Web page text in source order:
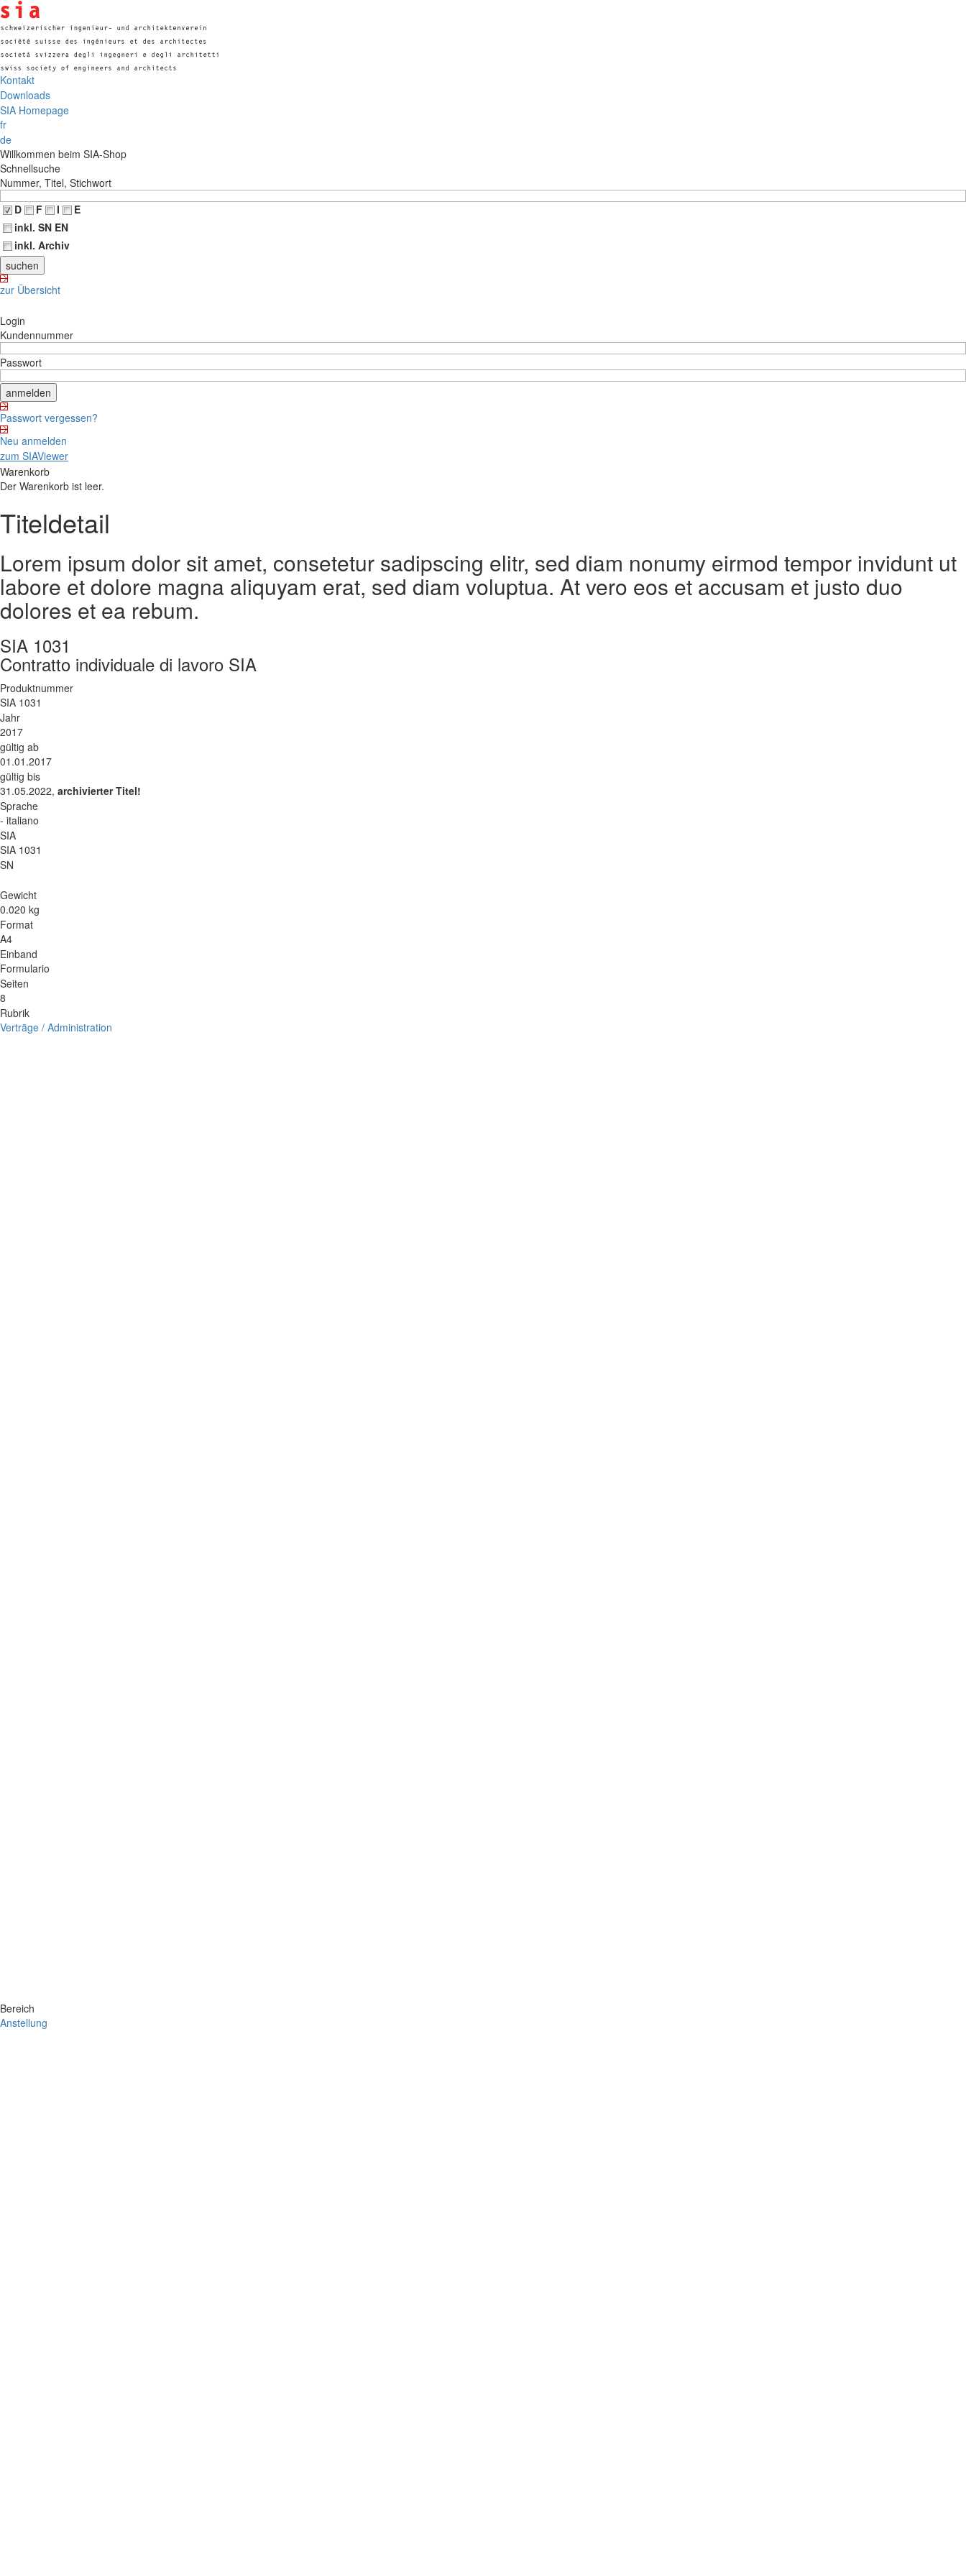
Kontakt
Downloads
SIA Homepage
fr
de
Willkommen beim SIA-Shop
Schnellsuche
Nummer, Titel, Stichwort
D
F I
E
inkl. SN EN
inkl. Archiv
zur Übersicht
Login
Kundennummer
Passwort
Passwort vergessen?
Neu anmelden
zum SIAViewer
Warenkorb
Der Warenkorb ist leer.
Titeldetail
Lorem ipsum dolor sit amet, consetetur sadipscing elitr, sed diam nonumy eirmod tempor invidunt ut
labore et dolore magna aliquyam erat, sed diam voluptua. At vero eos et accusam et justo duo
dolores et ea rebum.
SIA 1031
Contratto individuale di lavoro SIA
Produktnummer
SIA 1031
Jahr
2017
gültig ab
01.01.2017
gültig bis
31.05.2022, archivierter Titel!
Sprache
- italiano
SIA
SIA 1031
SN
Gewicht
0.020 kg
Format
A4
Einband
Formulario
Seiten
8
Rubrik
Verträge / Administration
Bereich
Anstellung